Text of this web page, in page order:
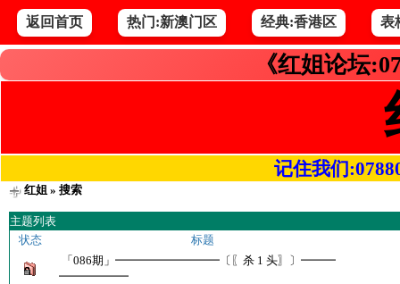
返回首页 热门:新澳门区 经典:香港区 表
《红姐论坛
记住我们
红姐» 搜索
主题列表
状态
标题
「086期」━━━━━━━━━〔〖杀 1 头〗〕━━━
━━━━━━